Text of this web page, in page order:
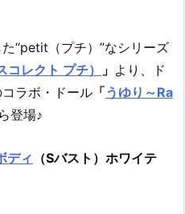
“petit（プチ）”なシリーズ
レクト プチ） 」 より、ド
ラボ・ドール 「うゆり～Ra
登場♪
ディ （Sバスト）ホワイテ